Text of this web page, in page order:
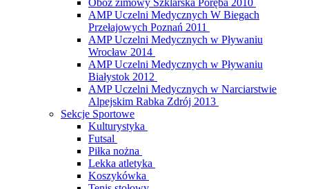
AMP Uczelni Medycznych W Biegach
Przełajowych Poznań 2011
AMP Uczelni Medycznych w Pływaniu
Wrocław 2014
AMP Uczelni Medycznych w Pływaniu
Białystok 2012
AMP Uczelni Medycznych w Narciarstwie
Alpejskim Rabka Zdrój 2013
Sekcje Sportowe
Kulturystyka
Futsal
Piłka nożna
Lekka atletyka
Koszykówka